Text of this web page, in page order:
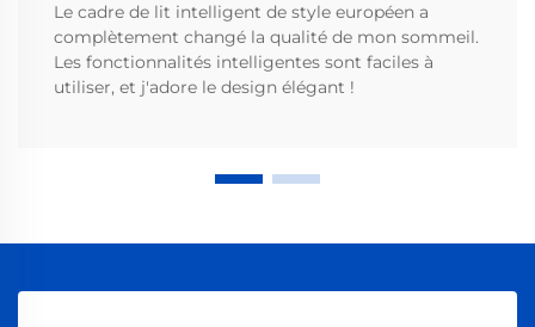
Le cadre de lit intelligent de style européen a
complètement changé la qualité de mon sommeil.
Les fonctionnalités intelligentes sont faciles à
utiliser, et j'adore le design élégant !